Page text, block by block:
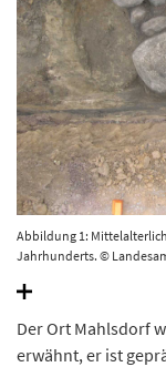
Abbildung 1:
Jahrhunderts. ©
Der Ort Mahlsdorf
erwähnt, er ist